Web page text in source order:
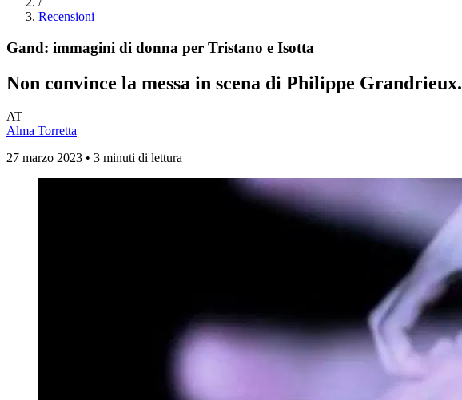
Recensioni
Gand: immagini di donna per Tristano e Isotta
Non convince la messa in scena di Philippe Grandrieux.
AT
Alma Torretta
27 marzo 2023 • 3 minuti di lettura